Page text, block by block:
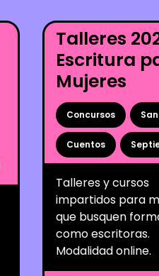
Talleres
Escritura
Mujeres
Concursos
Cuentos
Talleres y cursos
impartidos para
que busquen
como escritoras.
Modalidad online.